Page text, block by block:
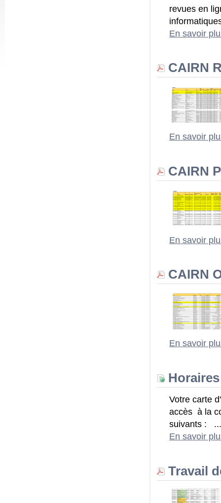
revues en
En savoir
CAIRN
En savoir
CAIRN
En savoir
CAIRN
En savoir
Votre carte
accès à la
suivants : ...
En savoir
Travail